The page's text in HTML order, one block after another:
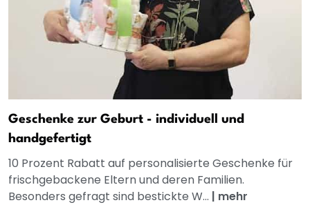
Geschenke zur Geburt - individuell und
handgefertigt
10 Prozent Rabatt auf personalisierte Geschenke für
frischgebackene Eltern und deren Familien.
Besonders gefragt sind bestickte W... | mehr